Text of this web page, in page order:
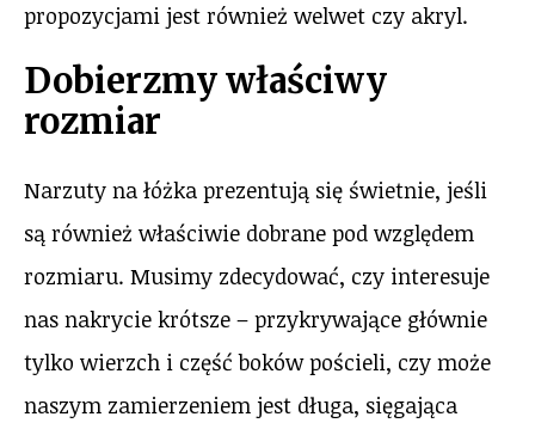
propozycjami jest również welwet czy akryl.
Dobierzmy właściwy
rozmiar
Narzuty na łóżka prezentują się świetnie, jeśli
są również właściwie dobrane pod względem
rozmiaru. Musimy zdecydować, czy interesuje
nas nakrycie krótsze – przykrywające głównie
tylko wierzch i część boków pościeli, czy może
naszym zamierzeniem jest długa, sięgająca